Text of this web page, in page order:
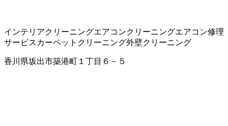
インテリアクリーニングエアコンクリーニングエアコン修理
サービス カーペットクリーニング外壁クリーニング
香川県坂出市築港町１丁目６－５